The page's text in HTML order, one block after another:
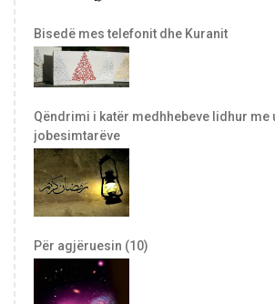
Bisedë mes telefonit dhe Kuranit
Qëndrimi i katër medhhebeve lidhur me
jobesimtarëve
Për agjëruesin (10)